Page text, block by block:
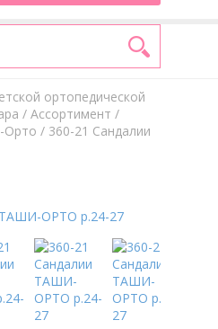
ортопедической
/ Aссортимент /
Орто / 360-21 Сандалии